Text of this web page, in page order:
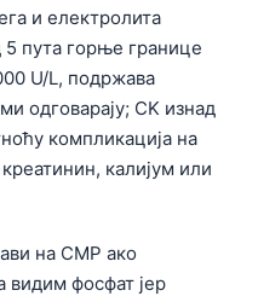
и електролита
5 пута горње границе
U/L, подржава
одговарају; CK изнад
компликација на
калијум или
на CMP ако
видим фосфат јер